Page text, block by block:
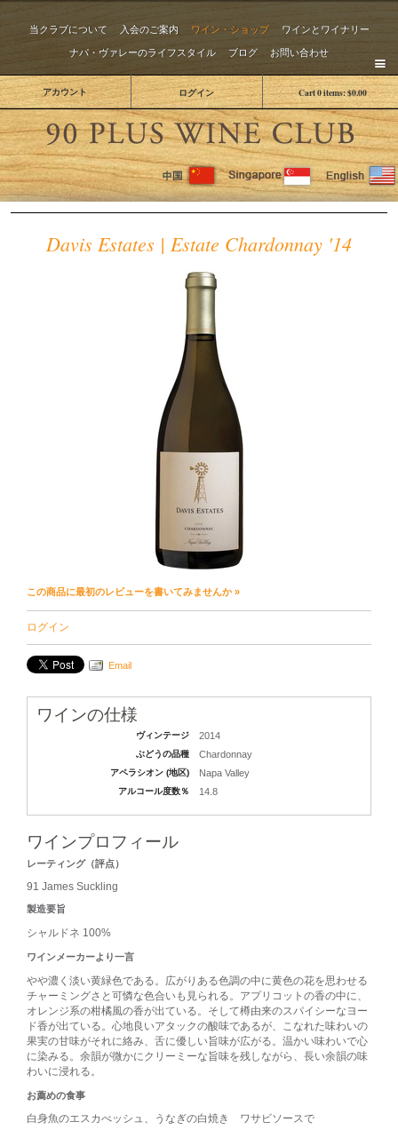
当クラブについて 入会のご案内 ワイン・ショップ
ワインとワイナリー
ナパ・ヴァレーのライフスタイル
ブログ お問い合わせ
Cart0items:$0.00
アカウント ログイン
The
Davis Estates | Estate Chardonnay '14
この商品に最初のレビューを書いてみませんか »
ログイン
Email
ワインの仕様
ヴィンテージ 2014
ぶどうの品種 Chardonnay
アペラシオン (地区) Napa Valley
アルコール度数％ 14.8
ワインプロフィール
レーティング（評点）
91 James Suckling
製造要旨
シャルドネ 100%
ワインメーカーより一言
やや濃く淡い黄緑色である。広がりある色調の中に黄色の花を思わせる
チャーミングさと可憐な色合いも見られる。アプリコットの香の中に、
オレンジ系の柑橘風の香が出ている。そして樽由来のスパイシーなヨー
ド香が出ている。心地良いアタックの酸味であるが、こなれた味わいの
果実の甘味がそれに絡み、舌に優しい旨味が広がる。温かい味わいで心
に染みる。余韻が微かにクリーミーな旨味を残しながら、長い余韻の味
わいに浸れる。
お薦めの食事
白身魚のエスカべッシュ、うなぎの白焼き ワサビソースで